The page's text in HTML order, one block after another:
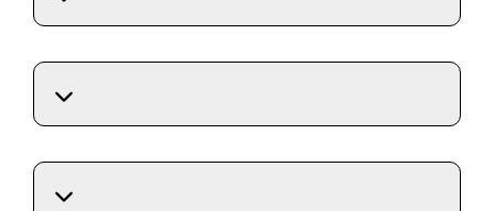
послуг, локальний бізнес. Основні
Працює з GEO та AI SEO.